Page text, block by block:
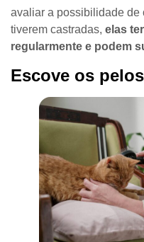
avaliar a possibilidade de
tiverem castradas, elas
regularmente e podem
Escove os